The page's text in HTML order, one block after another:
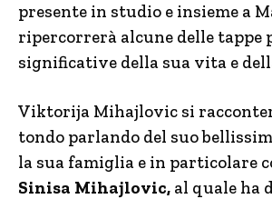
presente in studio e insieme a
ripercorrerà alcune delle tappe
significative della sua vita e
Viktorija Mihajlovic si
tondo parlando del suo
la sua famiglia e in particolare
Sinisa Mihajlovic, al quale ha